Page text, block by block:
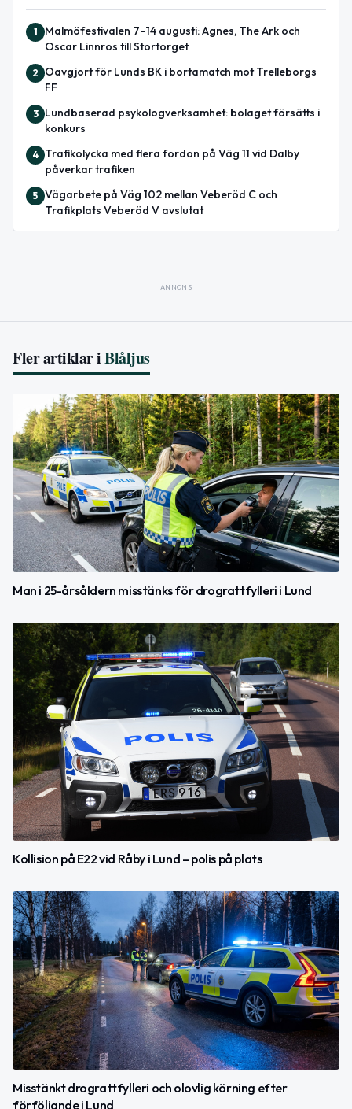
1
Malmöfestivalen 7–14 augusti: Agnes, The Ark och
Oscar Linnros till Stortorget
2
Oavgjort för Lunds BK i bortamatch mot Trelleborgs
FF
3
Lundbaserad psykologverksamhet: bolaget försätts i
konkurs
4
Trafikolycka med flera fordon på Väg 11 vid Dalby
påverkar trafiken
5 Vägarbete på Väg 102 mellan Veberöd C och
Trafikplats Veberöd V avslutat
ANNONS
Fler artiklar iBlåljus
Man i 25-årsåldern misstänks för drograttfylleri i Lund
Kollision på E22 vid Råby i Lund – polis på plats
Misstänkt drograttfylleri och olovlig körning efter
förföljande i Lund